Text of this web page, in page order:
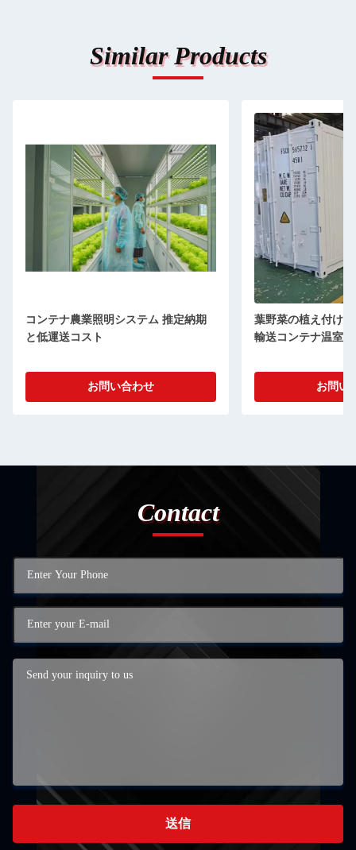
Similar Products
コンテナ農業照明システム 推定納期
と低運送コスト
お問い合わせ
葉野菜の植え付け
輸送コンテナ温室
お問い
Contact
送信